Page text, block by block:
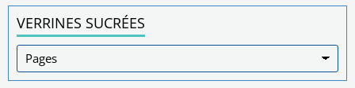
VERRINES SUCRÉES